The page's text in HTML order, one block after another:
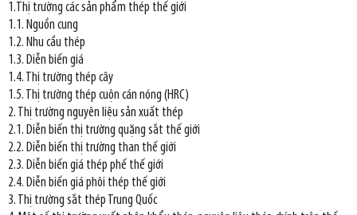
1.Thị trường các sản phẩm thép thế giới
1.1. Nguồn cung
1.2. Nhu cầu thép
1.3. Diễn biến giá
1.4. Thị trường thép cây
1.5. Thị trường thép cuộn cán nóng (HRC)
2. Thị trường nguyên liệu sản xuất thép
2.1. Diễn biến thị trường quặng sắt thế giới
2.2. Diễn biến thị trường than thế giới
2.3. Diễn biến giá thép phế thế giới
2.4. Diễn biến giá phôi thép thế giới
3. Thị trường sắt thép Trung Quốc